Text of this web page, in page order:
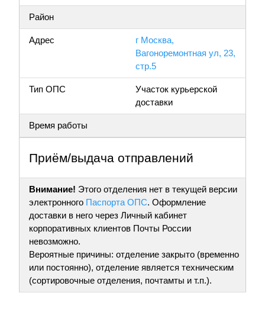
Район
Адрес
г Москва,
Вагоноремонтная ул, 23,
стр.5
Тип ОПС
Участок курьерской
доставки
Время работы
Приём/выдача отправлений
Внимание! Этого отделения нет в текущей версии
электронного Паспорта ОПС. Оформление
доставки в него через Личный кабинет
корпоративных клиентов Почты России
невозможно.
Вероятные причины: отделение закрыто (временно
или постоянно), отделение является техническим
(сортировочные отделения, почтамты и т.п.).